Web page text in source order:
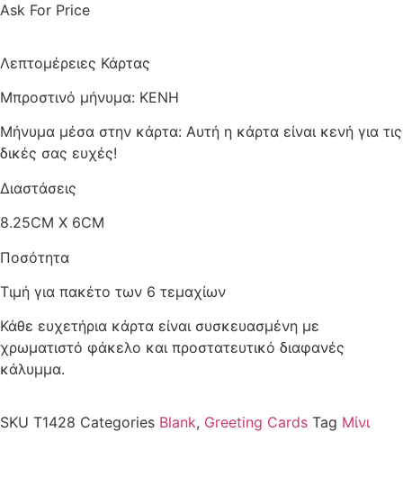
Ask For Price
Λεπτομέρειες Κάρτας
Μπροστινό μήνυμα: ΚΕΝΗ
Μήνυμα μέσα στην κάρτα: Αυτή η κάρτα είναι κενή για τις
δικές σας ευχές!
Διαστάσεις
8.25CM X 6CM
Ποσότητα
Τιμή για πακέτο των 6 τεμαχίων
Κάθε ευχετήρια κάρτα είναι συσκευασμένη με
χρωματιστό φάκελο και προστατευτικό διαφανές
κάλυμμα.
SKU T1428 Categories Blank, Greeting Cards Tag Μίνι